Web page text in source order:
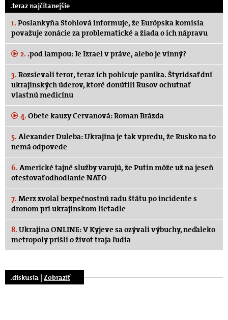
.teraz najčítanejšie
1. Poslankyňa Stohlová informuje, že Európska komisia
považuje zonácie za problematické a žiada o ich nápravu
2. .pod lampou: Je Izrael v práve, alebo je vinný?
3. Rozsievali teror, teraz ich pohlcuje panika. Štyridsať dní
ukrajinských úderov, ktoré donútili Rusov ochutnať
vlastnú medicínu
4. Obete kauzy Cervanová: Roman Brázda
5. Alexander Duleba: Ukrajina je tak vpredu, že Rusko na to
nemá odpovede
6. Americké tajné služby varujú, že Putin môže už na jeseň
otestovať odhodlanie NATO
7. Merz zvolal bezpečnostnú radu štátu po incidente s
dronom pri ukrajinskom lietadle
8. Ukrajina ONLINE: V Kyjeve sa ozývali výbuchy, neďaleko
metropoly prišli o život traja ľudia
.diskusia | Zobraziť